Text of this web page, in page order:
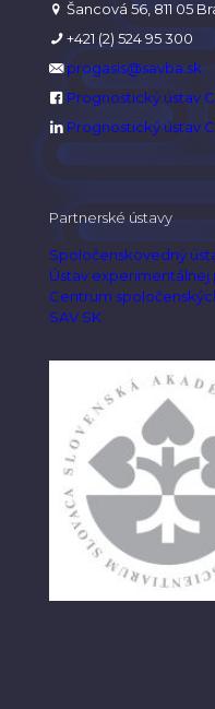
Šancová 56, 811 05
+421 (2) 524 95 300
progasis@savba.sk
Prognostický ústav
Prognostický ústav
Partnerské ústavy
Spoločenskovedný
Ústav experimentálnej
Centrum
SAV SK